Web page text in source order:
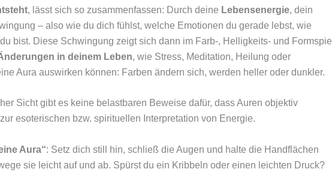
, lässt sich so zusammenfassen: Durch deine Lebensenergie, dein
– also wie du dich fühlst, welche Emotionen du gerade lebst, wie
bist. Diese Schwingung zeigt sich dann im Farb‑, Helligkeits‑ und Formspiel
in deinem Leben, wie Stress, Meditation, Heilung oder
Aura auswirken können: Farben ändern sich, werden heller oder dunkler.
Sicht gibt es keine belastbaren Beweise dafür, dass Auren objektiv
esoterischen bzw. spirituellen Interpretation von Energie.
Aura“: Setz dich still hin, schließ die Augen und halte die Handflächen
sie leicht auf und ab. Spürst du ein Kribbeln oder einen leichten Druck?